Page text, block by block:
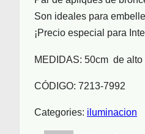
Son ideales para
¡Precio especial para
MEDIDAS: 50cm de alto
CÓDIGO: 7213-7992
Categories: iluminacion